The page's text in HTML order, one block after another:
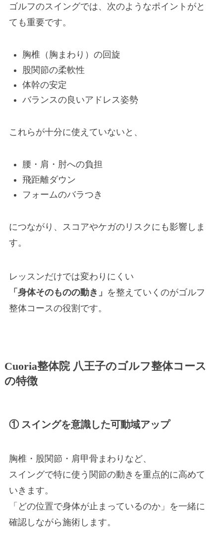
ゴルフのスイングでは、次のようなポイントがと
ても重要です。
胸椎（胸まわり）の回旋
股関節の柔軟性
体幹の安定
バランスの良いアドレス姿勢
これらが十分に使えていないと、
腰・肩・肘への負担
飛距離ダウン
フォームのバラつき
につながり、スコアやケガのリスクにも影響しま
す。
レッスンだけでは変わりにくい
「身体そのものの動き」 を整えていくのがゴルフ
整体コースの役割です。
Cuoria整体院 八王子のゴルフ整体コース
の特徴
① スイングを意識した可動域アップ
胸椎・股関節・肩甲骨まわりなど、
スイングで特に使う関節の動きを重点的に高めて
いきます。
「どの位置で身体が止まっているのか」を一緒に
確認しながら施術します。